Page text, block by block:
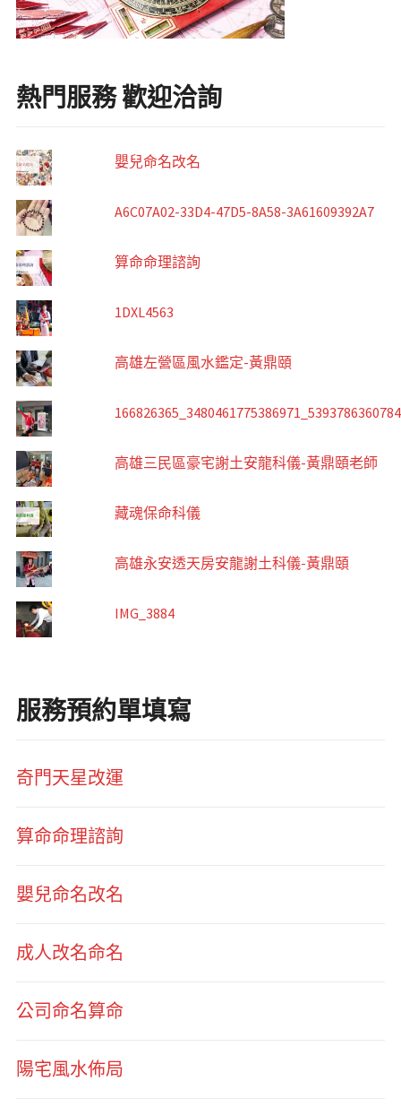
熱門服務 歡迎洽詢
嬰兒命名改名
A6C07A02-33D4-47D5-8A58-3A61609392A7
算命命理諮詢
1DXL4563
高雄左營區風水鑑定-黃鼎頤
高雄三民區豪宅謝土安龍科儀-黃鼎頤老師
藏魂保命科儀
高雄永安透天房安龍謝土科儀-黃鼎頤
IMG_3884
服務預約單填寫
奇門天星改運
算命命理諮詢
嬰兒命名改名
成人改名命名
公司命名算命
陽宅風水佈局